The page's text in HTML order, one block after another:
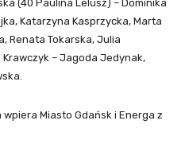
(40 Paulina Lelusz) – Dominika
Katarzyna Kasprzycka, Marta
Renata Tokarska, Julia
– Jagoda Jedynak,
Miasto Gdańsk i Energa z